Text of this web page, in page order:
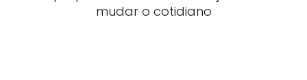
mudar o cotidiano